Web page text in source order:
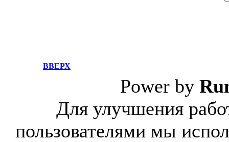
ВВЕРХ
Power by
Для улучшения
пользователями мы